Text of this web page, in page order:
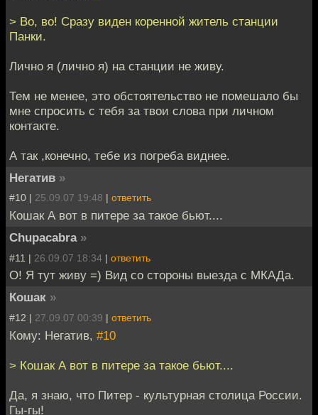
> Во, во! Сразу виден коренной житель станции
Панки.
Лично я (лично я) на станции не живу.
Тем не менее, это обстоятельство не помешало бы
мне спросить с тебя за твои слова при личном
контакте.
А так ,конечно, тебе из погреба виднее.
Негатив »
#10 | 25.09.07 19:48 | ответить
Кошак А вот в питере за такое бьют....
Chupacabra »
#11 | 26.09.07 18:34 | ответить
О! Я тут живу =) Вид со стороны выезда с МКАДа.
Кошак »
#12 | 27.09.07 00:39 | ответить
Кому: Негатив, #10
> Кошак А вот в питере за такое бьют....
Да, я знаю, что Питер - культурная столица России.
Гы-гы!